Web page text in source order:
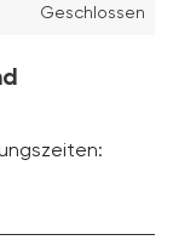
Geschlossen